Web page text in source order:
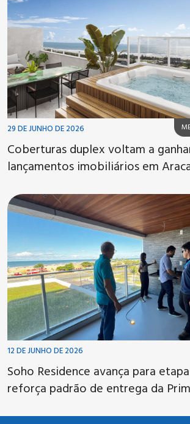
29 DE JUNHO DE 2026
Coberturas duplex voltam a
lançamentos imobiliários em
12 DE JUNHO DE 2026
Soho Residence avança para
reforça padrão de entrega da